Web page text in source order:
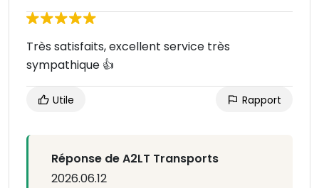
Très satisfaits, excellent service très
sympathique 👍
Utile Rapport
Réponse de A2LT Transports
2026.06.12